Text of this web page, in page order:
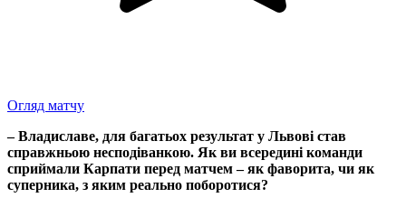
Огляд матчу
– Владиславе, для багатьох результат у Львові став
справжньою несподіванкою. Як ви всередині команди
сприймали Карпати перед матчем – як фаворита, чи як
суперника, з яким реально поборотися?